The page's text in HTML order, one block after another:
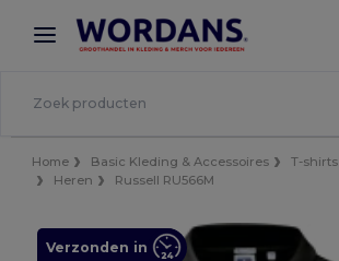
× Wordans-app
Betere prijzen in de app!
Home Basic Kleding & Accessoires T-shirts
Heren
Russell RU566M
Verzonden in